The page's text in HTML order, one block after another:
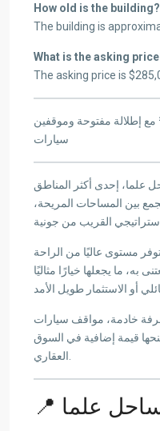
How old is the building?
The building is
What is the asking
The asking price is
شقة للبيع في ساحل علما | 195 م² مع إطلالة مفتوحة وموقفين
سيارات
إحدى أكثر المناطق
بين المساحات المريحة،
195 متر مربع وتوفر مستوى عاليًا من الراحة
ما يجعلها خيارًا مثاليًا
خادمة، مواقف سيارات
قيمة إضافية في السوق
ساحل علما